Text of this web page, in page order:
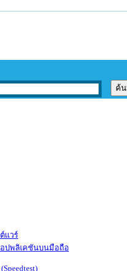
แวร์
ปพลิเคชันบนมือถือ